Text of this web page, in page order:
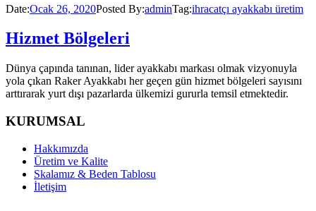
Date:Ocak 26, 2020Posted By:adminTag:ihracatçı ayakkabı üretim
Hizmet Bölgeleri
Dünya çapında tanınan, lider ayakkabı markası olmak vizyonuyla
yola çıkan Raker Ayakkabı her geçen gün hizmet bölgeleri sayısını
arttırarak yurt dışı pazarlarda ülkemizi gururla temsil etmektedir.
KURUMSAL
Hakkımızda
Üretim ve Kalite
Skalamız & Beden Tablosu
İletişim